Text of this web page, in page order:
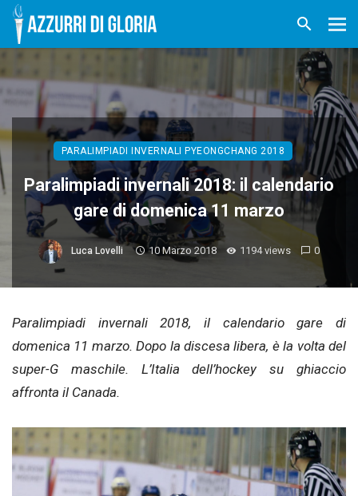
PARALIMPIADI INVERNALI PYEONGCHANG 2018
Paralimpiadi invernali 2018: il calendario
gare di domenica 11 marzo
Luca Lovelli 10 Marzo 2018 1194 views 0
Paralimpiadi invernali 2018, il calendario gare di
domenica 11 marzo. Dopo la discesa libera, è la volta del
super-G maschile. L’Italia dell’hockey su ghiaccio
affronta il Canada.